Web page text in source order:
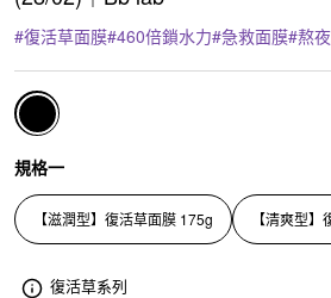
#復活草面膜#460倍鎖水力#急救面膜#熬
規格一
【滋潤型】復活草面膜 175g 【清爽型
復活草系列